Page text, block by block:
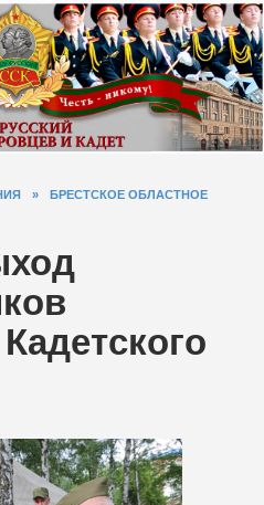
»
БРЕСТСКОЕ ОБЛАСТНОЕ